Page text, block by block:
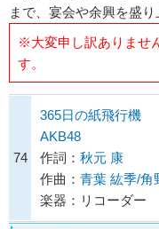
まで、宴会や余興を盛り
※大変申し訳ありませ
す。
74
365日の紙飛行機
AKB48
作詞： 秋元 康
作曲： 青葉 紘季/角
楽器：リコーダー